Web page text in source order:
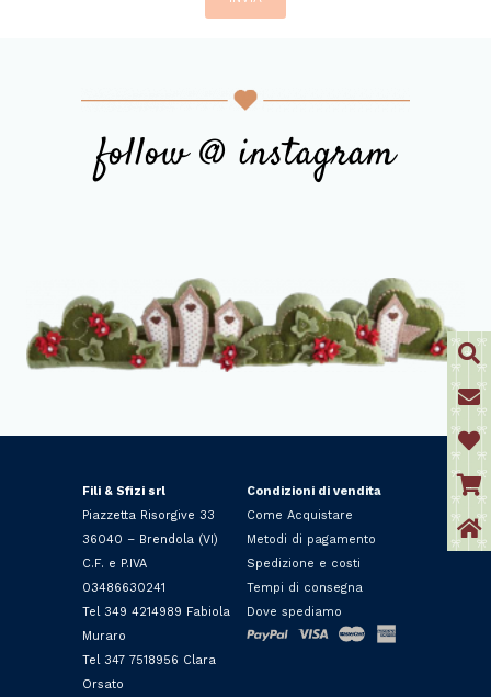
follow @ instagram
Fili & Sfizi srl
Piazzetta Risorgive 33
36040 – Brendola (VI)
C.F. e P.IVA
03486630241
Tel 349 4214989 Fabiola
Muraro
Tel 347 7518956 Clara
Orsato
Condizioni di vendita
Come Acquistare
Metodi di pagamento
Spedizione e costi
Tempi di consegna
Dove spediamo